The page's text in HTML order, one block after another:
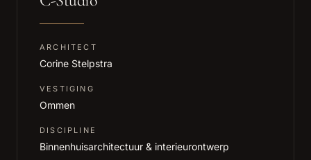
ARCHITECT
Corine Stelpstra
VESTIGING
Ommen
DISCIPLINE
Binnenhuisarchitectuur & interieurontwerp